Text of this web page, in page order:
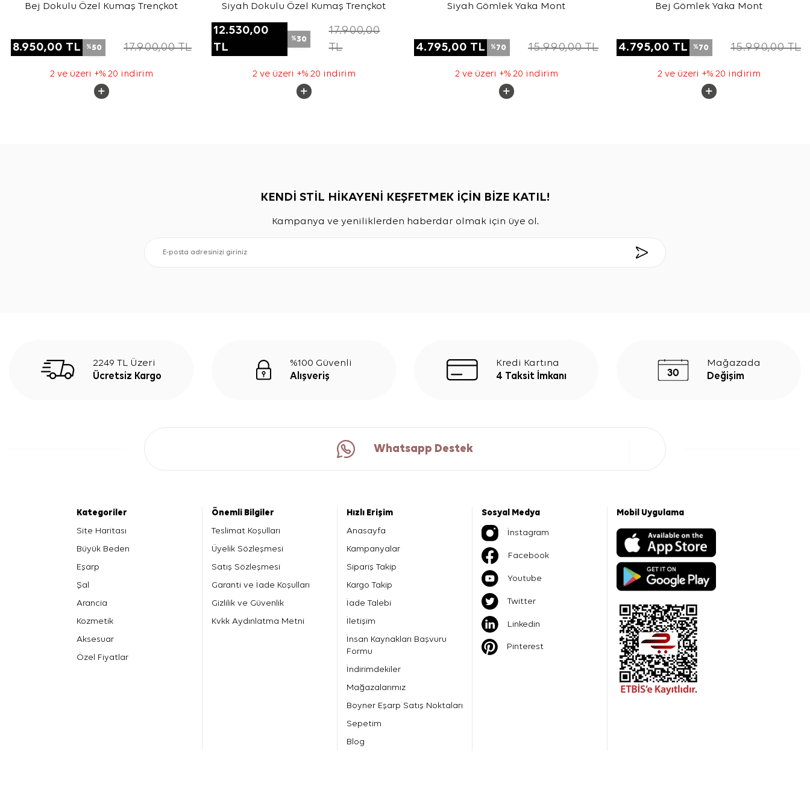
Bej Dokulu Özel Kumaş Trençkot
8.950,00 TL %50 17.900,00TL
2 ve üzeri +% 20 indirim
Siyah Dokulu Özel Kumaş Trençkot
12.530,00
TL
%30
17.900,00
TL
2 ve üzeri +% 20 indirim
Siyah Gömlek Yaka Mont
4.795,00 TL %70 15.990,00TL
2 ve üzeri +% 20 indirim
Bej Gömlek Yaka Mont
4.795,00 TL %70 15.990,00TL
2 ve üzeri +% 20 indirim
KENDİ STİL HİKAYENİ KEŞFETMEK İÇİN BİZE KATIL!
Kampanya ve yeniliklerden haberdar olmak için üye ol.
2249 TL Üzeri
Ücretsiz Kargo
%100 Güvenli
Alışveriş
Kredi Kartına
4 Taksit İmkanı
Mağazada
Değişim
Whatsapp Destek
Kategoriler
Site Haritası
Büyük Beden
Eşarp
Şal
Arancia
Kozmetik
Aksesuar
Özel Fiyatlar
Önemli Bilgiler
Teslimat Koşulları
Üyelik Sözleşmesi
Satış Sözleşmesi
Garanti ve İade Koşulları
Gizlilik ve Güvenlik
Kvkk Aydınlatma Metni
Hızlı Erişim
Anasayfa
Kampanyalar
Sipariş Takip
Kargo Takip
İade Talebi
İletişim
İnsan Kaynakları Başvuru
Formu
İndirimdekiler
Mağazalarımız
Boyner Eşarp Satış Noktaları
Sepetim
Blog
Sosyal Medya
İnstagram
Facebook
Youtube
Twitter
Linkedin
Pinterest
Mobil Uygulama